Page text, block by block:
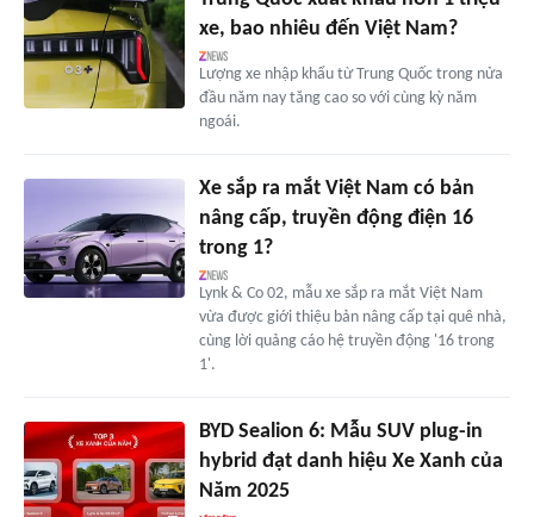
xe, bao nhiêu đến Việt Nam?
Lượng xe nhập khẩu từ Trung Quốc trong nửa
đầu năm nay tăng cao so với cùng kỳ năm
ngoái.
Xe sắp ra mắt Việt Nam có bản
nâng cấp, truyền động điện 16
trong 1?
Lynk & Co 02, mẫu xe sắp ra mắt Việt Nam
vừa được giới thiệu bản nâng cấp tại quê nhà,
cùng lời quảng cáo hệ truyền động '16 trong
1'.
BYD Sealion 6: Mẫu SUV plug-in
hybrid đạt danh hiệu Xe Xanh của
Năm 2025